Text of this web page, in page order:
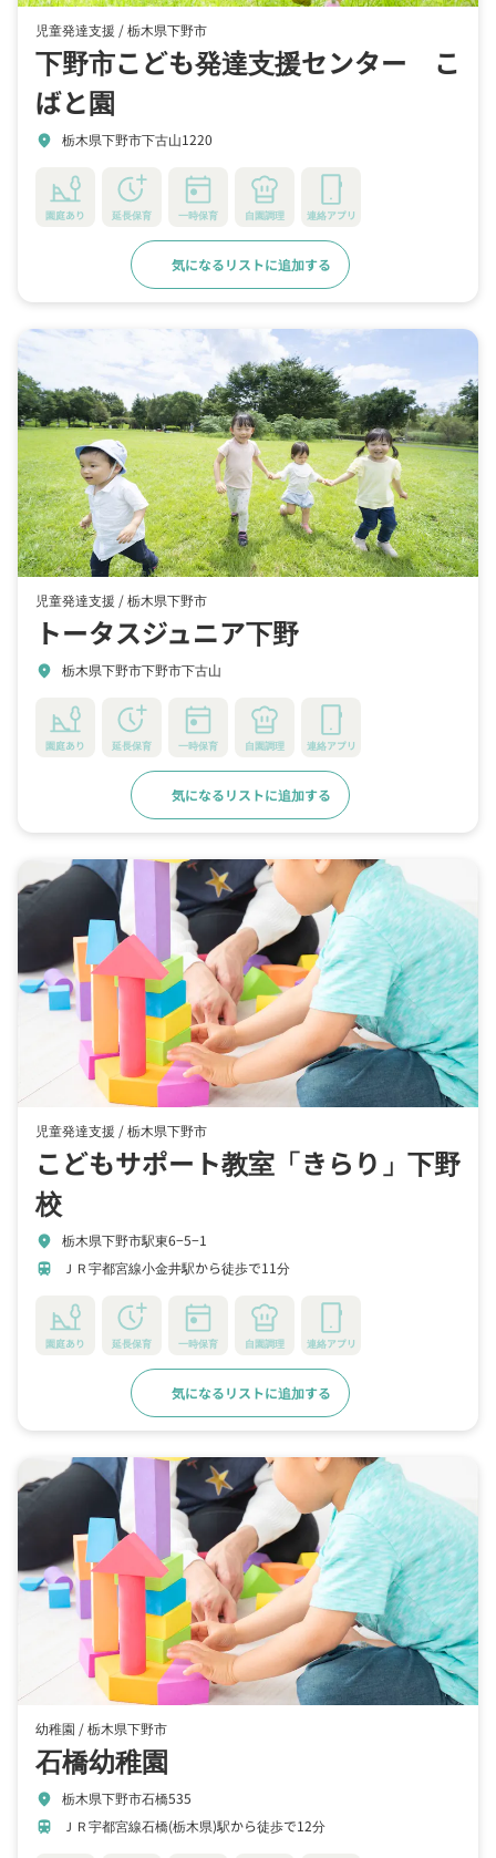
児童発達支援 /栃木県下野市
下野市こども発達支援センター こ
ばと園
location_on 栃木県下野市下古山1220
園庭あり 延長保育 一時保育 自園調理 連絡アプリ
気になるリストに追加する
児童発達支援 /栃木県下野市
トータスジュニア下野
location_on 栃木県下野市下野市下古山
園庭あり 延長保育 一時保育 自園調理 連絡アプリ
気になるリストに追加する
児童発達支援 /栃木県下野市
こどもサポート教室「きらり」下野
校
location_on 栃木県下野市駅東6−5−1
train ＪＲ宇都宮線小金井駅から徒歩で11分
園庭あり 延長保育 一時保育 自園調理 連絡アプリ
気になるリストに追加する
幼稚園 /栃木県下野市
石橋幼稚園
location_on 栃木県下野市石橋535
train ＪＲ宇都宮線石橋(栃木県)駅から徒歩で12分